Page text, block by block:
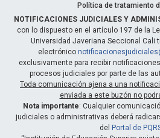
Política de tratamiento
NOTIFICACIONES JUDICIALES Y
con lo dispuesto en el artículo 197 de la
Universidad Javeriana Seccional Cali
electrónico
exclusivamente para recibir
procesos judiciales por parte de las
Toda comunicación ajena a una
enviada a este buzón no
Nota importante: Cualquier
judiciales o administrativas deberá
del Portal de